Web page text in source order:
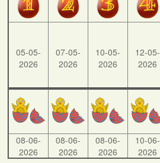
05-05-
2026
07-05-
2026
10-05-
2026
12-05-
2026
08-06-
2026
08-06-
2026
08-06-
2026
10-06-
2026